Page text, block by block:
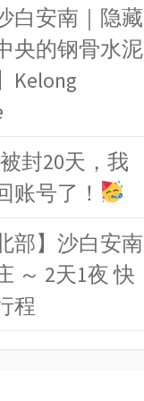
白安南｜隐藏
央的钢骨水泥
Kelong
封20天，我
账号了！
部】沙白安南
～ 2天1夜 快
程